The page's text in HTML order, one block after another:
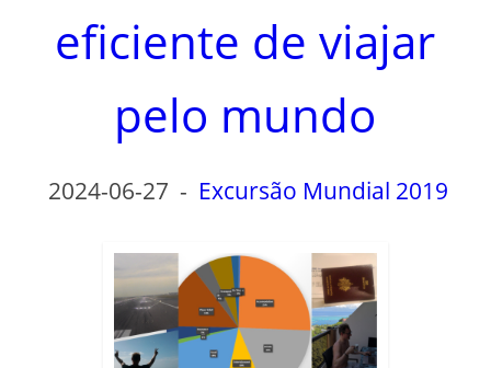
eficiente de viajar
pelo mundo
2024-06-27 - Excursão Mundial 2019